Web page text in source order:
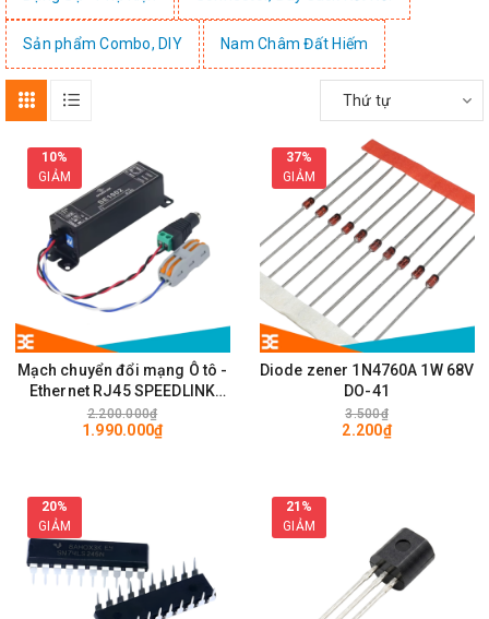
Sản phẩm Combo, DIY Nam Châm Đất Hiếm
Thứ tự
10%
GIẢM
Mạch chuyển đổi mạng Ô tô -
Ethernet RJ45 SPEEDLINK
SE1002 100Mps
2.200.000₫
1.990.000₫
37%
GIẢM
Diode zener 1N4760A 1W 68V
DO-41
3.500₫
2.200₫
20%
GIẢM
21%
GIẢM